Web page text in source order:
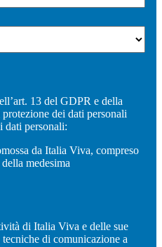
13 del GDPR e della
dei dati personali
dati personali:
da Italia Viva, compreso
medesima
di Italia Viva e delle sue
di comunicazione a